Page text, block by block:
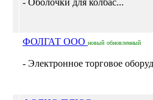
- Оболочки для колбас...
ФОЛГАТ ООО новый обновленный
- Электронное торговое